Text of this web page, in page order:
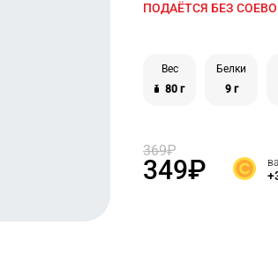
ПОДАЁТСЯ БЕЗ
Вес
80 г
Белки
9 г
369₽
349₽